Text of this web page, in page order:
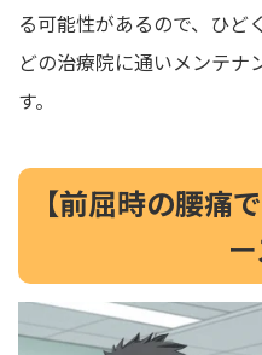
る可能性があるので、ひど
どの治療院に通いメンテナ
す。
【前屈時の腰痛
ー